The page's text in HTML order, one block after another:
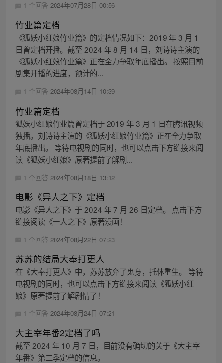
1 个回答 2024年07月28日 00:56
竹业篇定档
《狐妖小红娘竹业篇》的定档情况如下：2019 年 3 月 1
日曾定档开播。截至 2024 年 8 月 14 日，刘诗诗主演的
《狐妖小红娘竹业篇》正在全力争取年底播出。 按照目前
剧集开播的进度，预计的...
1 个回答 2024年08月14日 10:39
竹业篇定档
狐妖小红娘竹业篇曾定档于 2019 年 3 月 1 日在腾讯视频
独播。刘诗诗主演的《狐妖小红娘竹业篇》正在全力争取
年底播出。 等待电视剧的同时，也可以点击下方链接来阅
读《狐妖小红娘》原著提前了解剧...
1 个回答 2024年08月18日 13:12
电影《异人之下》定档
电影《异人之下》于 2024 年 7 月 26 日定档。 点击下方
链接阅读《一人之下》原著漫画！
1 个回答 2024年08月22日 07:23
苏苏的结局大奉打更人
在《大奉打更人》中，苏苏放弃了鬼身，托体重生。 等待
电视剧的同时，也可以点击下方链接来阅读《狐妖小红
娘》原著提前了解剧情了！
1 个回答 2024年08月24日 07:21
大主宰年番2定档了吗
截至 2024 年 10 月 7 日，目前没有确切的关于《大主宰
年番》第二季定档的信息。